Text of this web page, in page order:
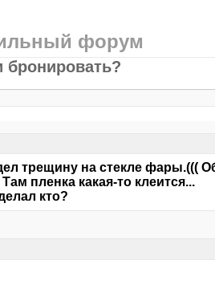
форум
бронировать?
трещину на стекле фары.(((
пленка какая-то клеится...
кто?